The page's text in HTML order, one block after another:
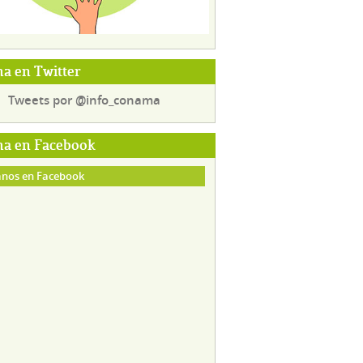
en Twitter
Tweets por @info_conama
en Facebook
en Facebook